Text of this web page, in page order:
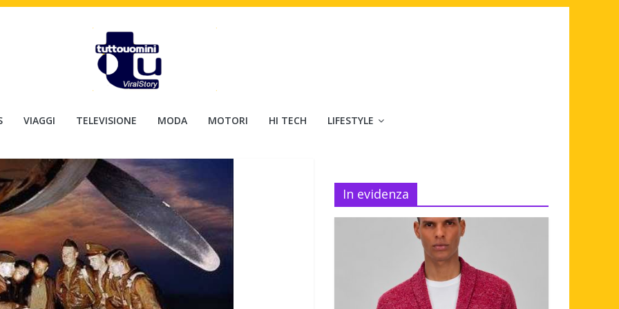
VIAGGI TELEVISIONE MODA MOTORI HI TECH LIFESTYLE
In evidenza